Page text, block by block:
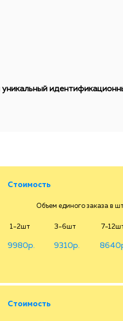
6390р. 5970р.
уникальный
Стоимость
Объем единого заказа в
1-2шт 3-6шт 7-
9980р. 9310р.
Стоимость